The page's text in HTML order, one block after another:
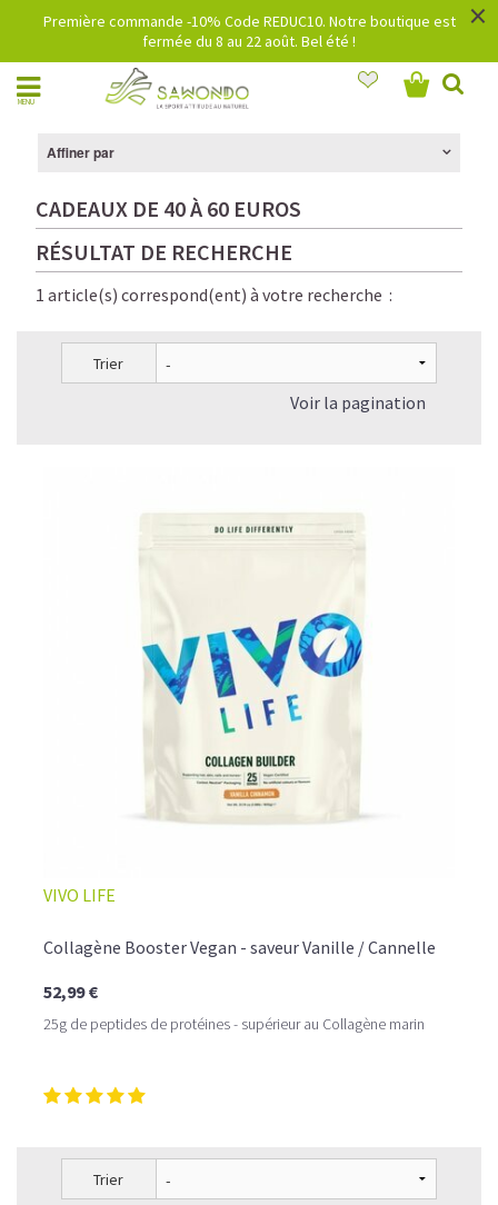
Première commande -10% Code REDUC10. Notre boutique est
fermée du 8 au 22 août. Bel été !
×
MENU
Affiner par
CADEAUX DE 40 À 60 EUROS
RÉSULTAT DE RECHERCHE
1 article(s) correspond(ent) à votre recherche :
Trier
Voir la pagination
VIVO LIFE
Collagène Booster Vegan - saveur Vanille / Cannelle
52,99 €
25g de peptides de protéines - supérieur au Collagène marin
Trier